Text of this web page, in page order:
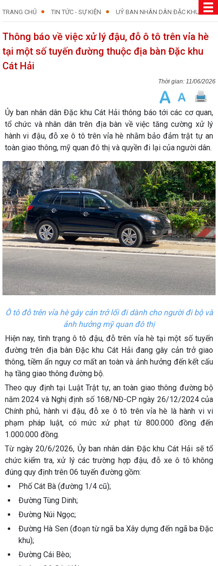
TRANG CHỦ TIN TỨC - SỰ KIỆN UỶ BAN NHÂN DÂN ĐẶC KHU
Thông báo về việc xử lý đậu, đỗ ô tô trên vỉa hè
tại một số tuyến đường thuộc địa bàn Đặc khu
Cát Hải
11/06/2026
Ủy ban nhân dân Đặc khu Cát Hải thông báo tới các cơ quan,
tổ chức và nhân dân trên địa bàn về việc tăng cường xử lý
hành vi đậu, đỗ xe ô tô trên vỉa hè nhằm bảo đảm trật tự an
toàn giao thông, mỹ quan đô thị và quyền đi lại của người dân.
Ô tô đỗ trên vỉa hè gây cản trở lối đi dành cho người đi bộ và
ảnh hưởng mỹ quan đô thị
Hiện nay, tình trạng ô tô đậu, đỗ trên vỉa hè tại một số tuyến
đường trên địa bàn Đặc khu Cát Hải đang gây cản trở giao
thông, tiềm ẩn nguy cơ mất an toàn và ảnh hưởng đến kết cấu
hạ tầng giao thông đường bộ.
Theo quy định tại Luật Trật tự, an toàn giao thông đường bộ
năm 2024 và Nghị định số 168/NĐ-CP ngày 26/12/2024 của
Chính phủ, hành vi đậu, đỗ xe ô tô trên vỉa hè là hành vi vi
phạm pháp luật, có mức xử phạt từ 800.000 đồng đến
1.000.000 đồng.
Từ ngày 20/6/2026, Ủy ban nhân dân Đặc khu Cát Hải sẽ tổ
chức kiểm tra, xử lý các trường hợp đậu, đỗ xe ô tô không
đúng quy định trên 06 tuyến đường gồm:
Phố Cát Bà (đường 1/4 cũ);
Đường Tùng Dinh;
Đường Núi Ngọc;
Đường Hà Sen (đoạn từ ngã ba Xây dựng đến ngã ba Đặc
khu);
Đường Cái Bèo;